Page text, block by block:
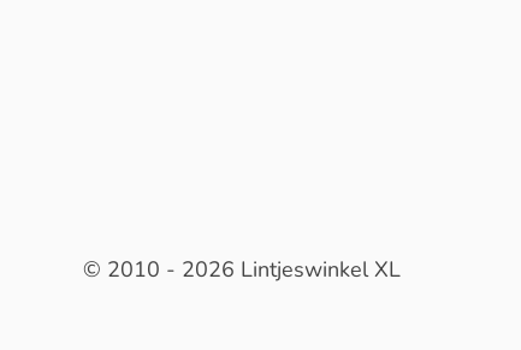
© 2010 - 2026 Lintjeswinkel XL